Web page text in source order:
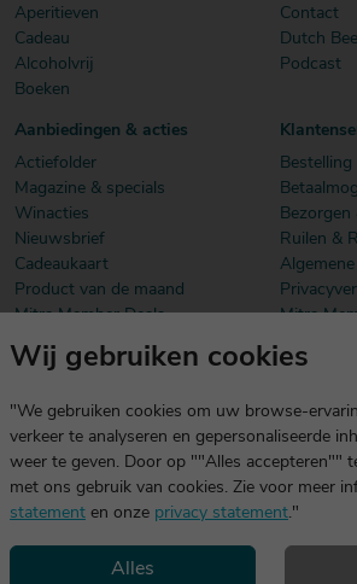
Aperitieven
Cadeau
Alcoholvrij
Boeken
Contact
Dutch
Podcast
Aanbiedingen & acties
Actiefolder
Magazine & specials
Winacties
Nieuwsbrief
Cadeaukaart
Product van de maand
Mitra Member Deals
Bestelling
Bezorgen
Ruilen &
Mitra
Download onze app
dezelfde gegevens die je voor mitra.nl
Wij gebruiken cookies
"We gebruiken cookies om uw browse-
verkeer te analyseren en gepersonaliseerde
weer te geven. Door op ""Alles accepteren""
met ons gebruik van cookies. Zie voor meer
statement en onze privacy statement."
Alles